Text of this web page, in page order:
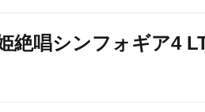
絶唱シンフォギア4